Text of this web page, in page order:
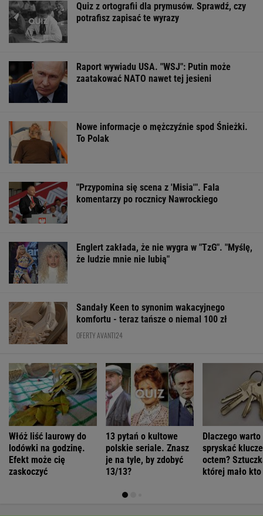
Quiz z ortografii dla prymusów. Sprawdź, czy
potrafisz zapisać te wyrazy
Raport wywiadu USA. "WSJ": Putin może
zaatakować NATO nawet tej jesieni
Nowe informacje o mężczyźnie spod Śnieżki.
To Polak
"Przypomina się scena z 'Misia'". Fala
komentarzy po rocznicy Nawrockiego
Englert zakłada, że nie wygra w "TzG". "Myślę,
że ludzie mnie nie lubią"
Sandały Keen to synonim wakacyjnego
komfortu - teraz tańsze o niemal 100 zł
OFERTY AVANTI24
Włóż liść laurowy do
lodówki na godzinę.
Efekt może cię
zaskoczyć
13 pytań o kultowe
polskie seriale. Znasz
je na tyle, by zdobyć
13/13?
Dlaczego warto
spryskać klucze
octem?
której mało kto